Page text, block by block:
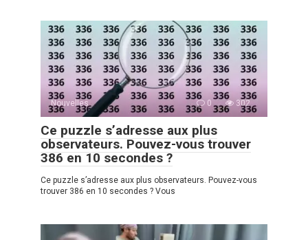
Nouvelles 0 302
Ce puzzle s’adresse aux plus
observateurs. Pouvez-vous trouver
386 en 10 secondes ?
Ce puzzle s’adresse aux plus observateurs. Pouvez-vous
trouver 386 en 10 secondes ? Vous